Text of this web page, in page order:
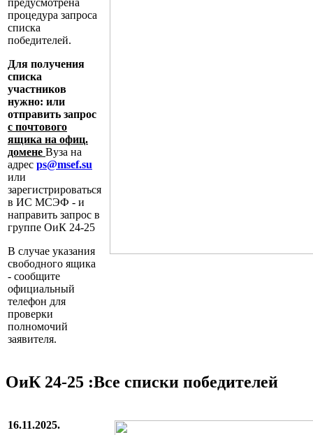
предусмотрена
процедура запроса
списка
победителей.
Для получения
списка
участников
нужно: или
отправить запрос
с почтового
ящика на офиц.
домене Вуза на
адрес ps@msef.su
или
зарегистрироваться
в ИС МСЭФ - и
направить запрос в
группе ОиК 24-25
В случае указания
свободного ящика
- сообщите
официальный
телефон для
проверки
полномочий
заявителя.
ОиК 24-25 :Все списки победителей
16.11.2025.